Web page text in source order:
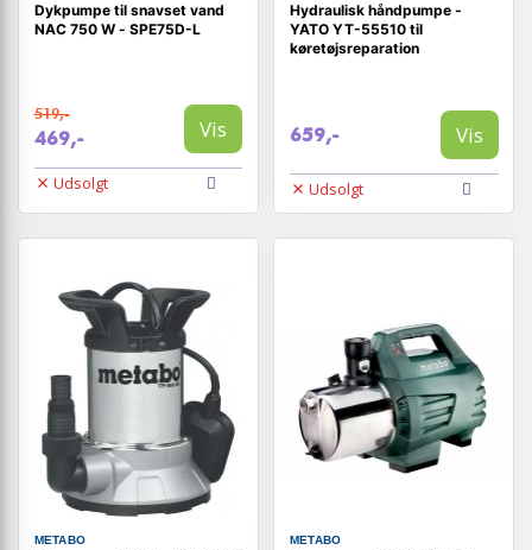
Dykpumpe til snavset vand
NAC 750 W - SPE75D-L
519,-
469,- Vis
Udsolgt
Hydraulisk håndpumpe -
YATO YT-55510 til
køretøjsreparation
659,- Vis
Udsolgt
METABO METABO